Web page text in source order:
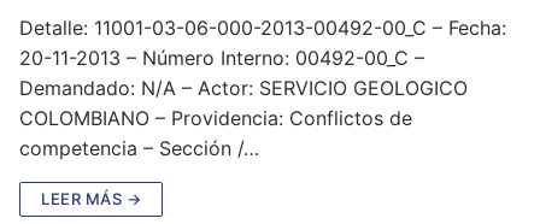
Detalle: 11001-03-06-000-2013-00492-00_C – Fecha:
20-11-2013 – Número Interno: 00492-00_C –
Demandado: N/A – Actor: SERVICIO GEOLOGICO
COLOMBIANO – Providencia: Conflictos de
competencia – Sección /…
LEER MÁS →